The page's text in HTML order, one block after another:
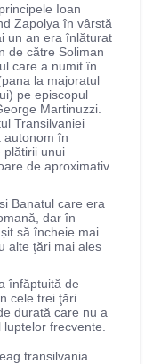
Ioan
Zapolya în vârstă
un an era înlăturat
de către Soliman
care a numit în
la majoratul
pe episcopul
Martinuzzi.
Transilvaniei
autonom în
plătirii unui
de aproximativ
Banatul care era
dar în
să încheie mai
alte ţări mai ales
înfăptuită de
cele trei ţări
durată care nu a
frecvente.